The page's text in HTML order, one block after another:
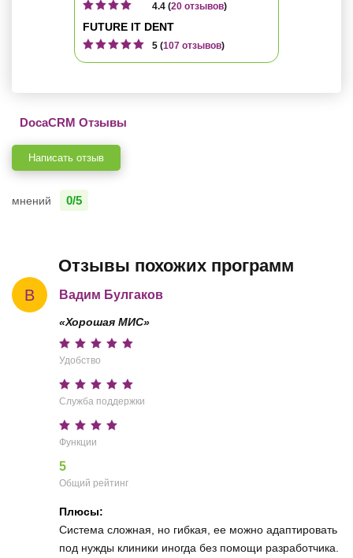
4.4 (20 отзывов)
FUTURE IT DENT
5 (107 отзывов)
DocaCRM Отзывы
Написать отзыв
мнений 0/5
Отзывы похожих программ
В Вадим Булгаков
«Хорошая МИС»
Удобство
Служба поддержки
Функции
5
Общий рейтинг
Плюсы:
Система сложная, но гибкая, ее можно адаптировать
под нужды клиники иногда без помощи разработчика.